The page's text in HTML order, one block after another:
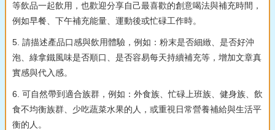
等飲品一起飲用，也歡迎分享自己最喜歡的創意喝法與補充時間，
例如早餐、下午補充能量、運動後或忙碌工作時。
5. 請描述產品口感與飲用體驗，例如：粉末是否細緻、是否好沖
泡、綠拿鐵風味是否順口、是否容易每天持續補充等，增加文章真
實感與代入感。
6. 可自然帶到適合族群，例如：外食族、忙碌上班族、健身族、飲
食不均衡族群、少吃蔬菜水果的人，或重視日常營養補給與生活平
衡的人。